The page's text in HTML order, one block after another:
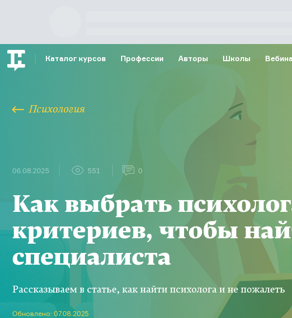
Каталог курсов Профессии Авторы Школы
Психология
06.08.2025 551 0
Как выбрать
критериев, чтобы
специалиста
Рассказываем в статье, как найти психолога и не пожалеть
Обновлено: 07.08.2025